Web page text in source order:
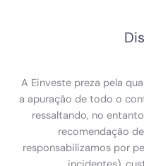
A Einveste preza pela
a apuração de todo o
ressaltando, no
recomendação
responsabilizamos por